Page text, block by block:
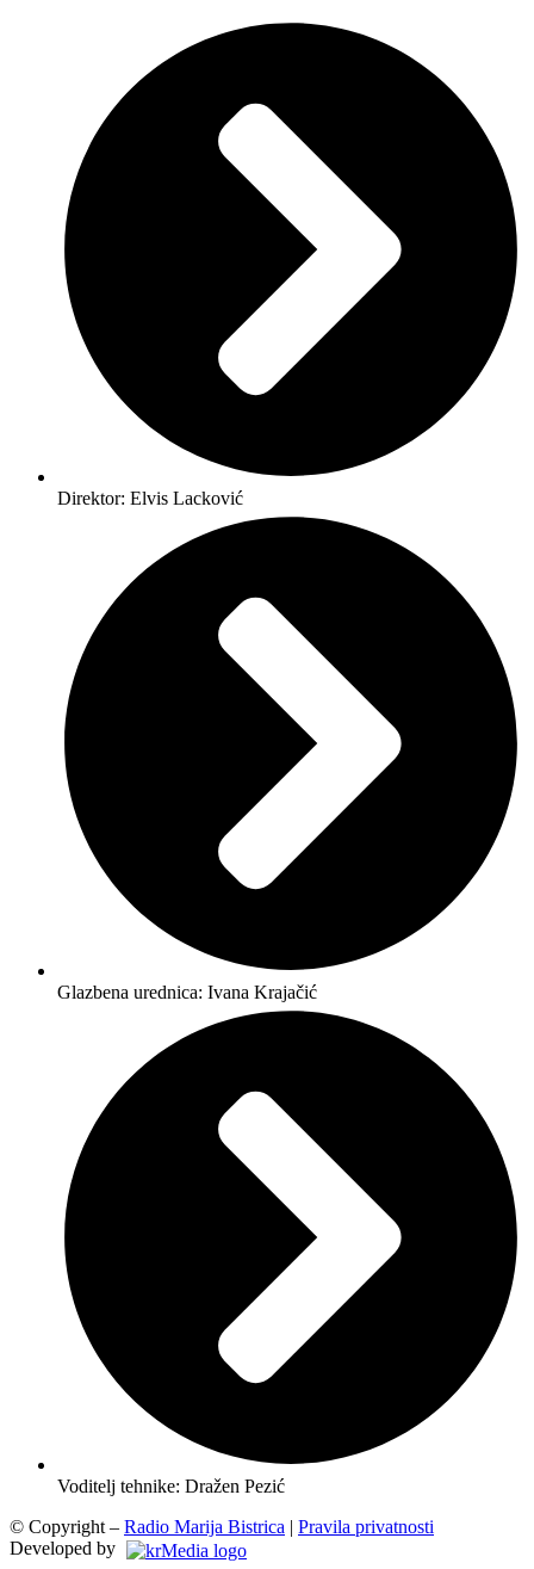
Direktor: Elvis Lacković
Glazbena urednica: Ivana Krajačić
Voditelj tehnike: Dražen Pezić
© Copyright – Radio Marija Bistrica | Pravila privatnosti
Developed by